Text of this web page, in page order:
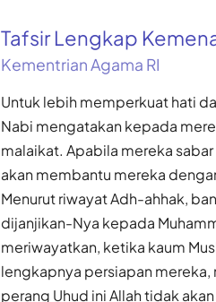
Tafsir Lengkap
Kementrian Agama RI
Untuk lebih memperkuat hati
Nabi mengatakan kepada
malaikat. Apabila mereka
akan membantu mereka
Menurut riwayat Adh-ahhak,
dijanjikan-Nya kepada
meriwayatkan, ketika kaum
lengkapnya persiapan mereka,
perang Uhud ini Allah tidak